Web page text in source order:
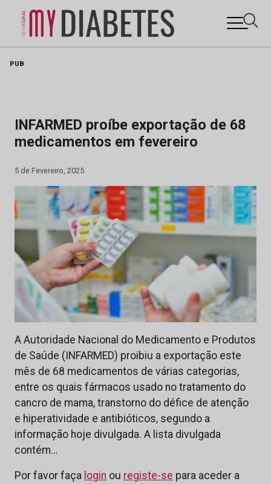
PUB
INFARMED proíbe exportação de 68
medicamentos em fevereiro
5 de Fevereiro, 2025
A Autoridade Nacional do Medicamento e Produtos
de Saúde (INFARMED) proibiu a exportação este
mês de 68 medicamentos de várias categorias,
entre os quais fármacos usado no tratamento do
cancro de mama, transtorno do défice de atenção
e hiperatividade e antibióticos, segundo a
informação hoje divulgada. A lista divulgada
contém…
Por favor faça login ou registe-se para aceder a